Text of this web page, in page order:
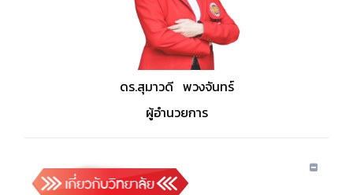
ดร.สุมาวดี พวงจันทร์
ผู้อำนวยการ